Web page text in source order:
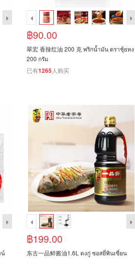
฿90.00
翠宏 香辣红油 200 克 พริกน้ำมัน ตราชุ้ยหง
200 กรัม
已有1265 人购买
น์
฿199.00
东古一品鲜酱油1.6L ตงกู่ ซอสยี่พินเซี่ยน